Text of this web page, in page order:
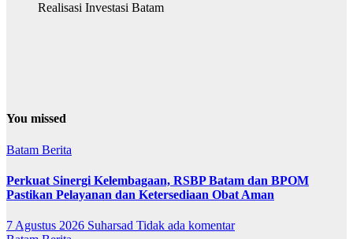
Realisasi Investasi Batam
You missed
Batam Berita
Perkuat Sinergi Kelembagaan, RSBP Batam dan BPOM
Pastikan Pelayanan dan Ketersediaan Obat Aman
7 Agustus 2026 Suharsad Tidak ada komentar